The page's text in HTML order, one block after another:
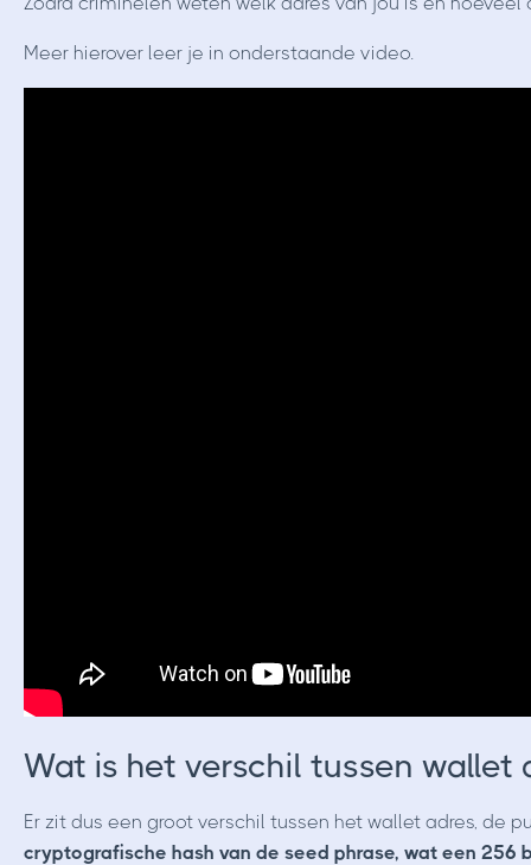
Meer hierover leer je in onderstaande video.
Wat is het verschil tussen wallet
Er zit dus een groot verschil tussen het wallet adres, de
cryptografische hash van de seed phrase, wat een 256